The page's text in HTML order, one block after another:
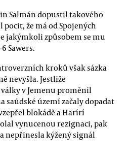
Salmán dopustil takového
že má od Spojených
jakýmkoli způsobem se mu
Sawers.
kroků však sázka
nevyšla. Jestliže
v Jemenu proměnil
saúdské území začaly dopadat
blokádě a Harírí
vynucenou rezignaci, pak
nepřinesla kýžený signál